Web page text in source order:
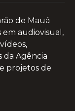
de Mauá
audiovisual,
da Agência
projetos de